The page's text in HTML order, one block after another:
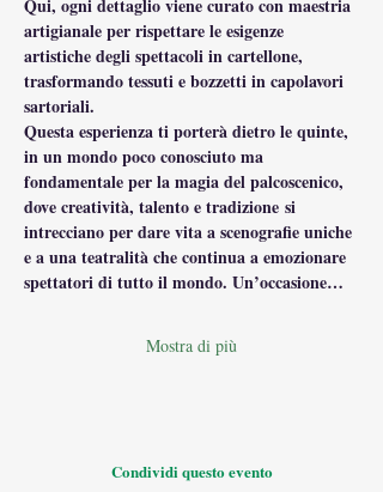
Qui, ogni dettaglio viene curato con maestria
artigianale per rispettare le esigenze
artistiche degli spettacoli in cartellone,
trasformando tessuti e bozzetti in capolavori
sartoriali.
Questa esperienza ti porterà dietro le quinte,
in un mondo poco conosciuto ma
fondamentale per la magia del palcoscenico,
dove creatività, talento e tradizione si
intrecciano per dare vita a scenografie uniche
e a una teatralità che continua a emozionare
spettatori di tutto il mondo. Un’occasione…
Mostra di più
Condividi questo evento